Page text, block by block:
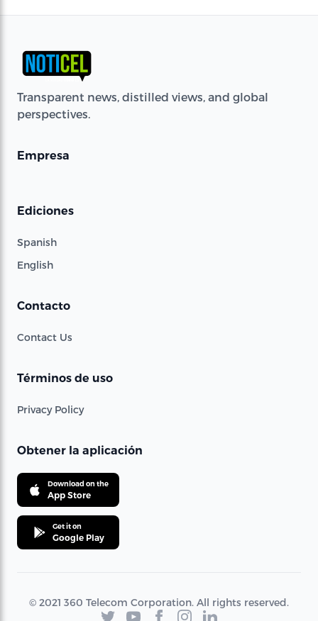
Transparent news, distilled views, and global
perspectives.
Empresa
Ediciones
Spanish
English
Contacto
Contact Us
Términos de uso
Privacy Policy
Obtener la aplicación
Download on the
App Store
Get it on
Google Play
© 2021 360 Telecom Corporation. All rights reserved.